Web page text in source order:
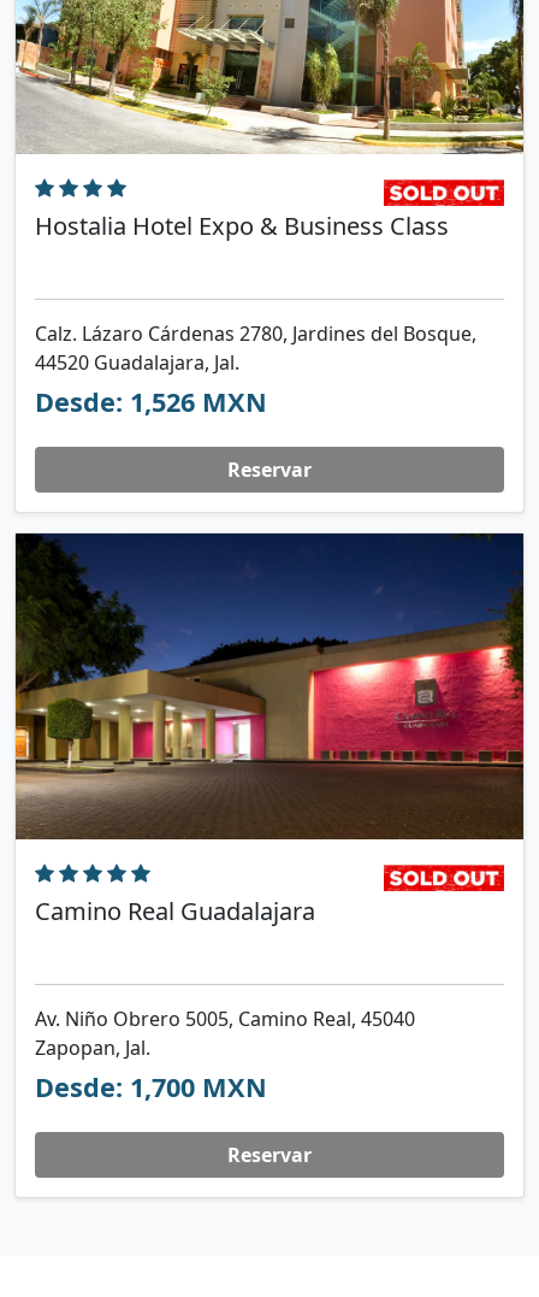
Hostalia Hotel Expo & Business Class
Calz. Lázaro Cárdenas 2780, Jardines del Bosque,
44520 Guadalajara, Jal.
Desde: 1,526 MXN
Reservar
Camino Real Guadalajara
Av. Niño Obrero 5005, Camino Real, 45040
Zapopan, Jal.
Desde: 1,700 MXN
Reservar